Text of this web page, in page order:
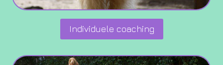
Individuele coaching